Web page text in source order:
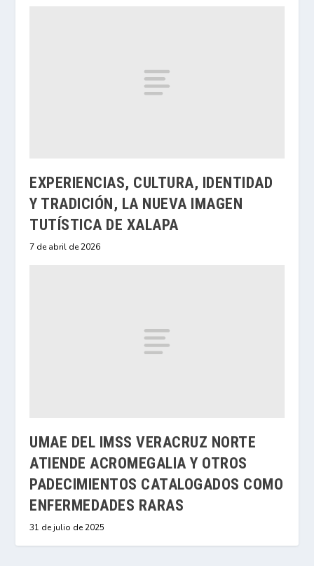
EXPERIENCIAS, CULTURA, IDENTIDAD
Y TRADICIÓN, LA NUEVA IMAGEN
TUTÍSTICA DE XALAPA
7 de abril de 2026
UMAE DEL IMSS VERACRUZ NORTE
ATIENDE ACROMEGALIA Y OTROS
PADECIMIENTOS CATALOGADOS COMO
ENFERMEDADES RARAS
31 de julio de 2025